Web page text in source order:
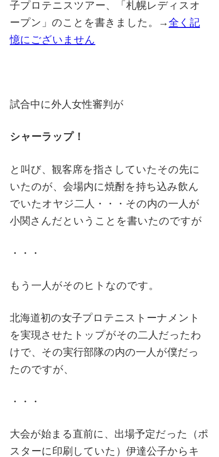
子プロテニスツアー、「札幌レディスオ
ープン」のことを書きました。→全く記
憶にございません
試合中に外人女性審判が
シャーラップ！
と叫び、観客席を指さしていたその先に
いたのが、会場内に焼酎を持ち込み飲ん
でいたオヤジ二人・・・その内の一人が
小関さんだということを書いたのですが
・・・
もう一人がそのヒトなのです。
北海道初の女子プロテニストーナメント
を実現させたトップがその二人だったわ
けで、その実行部隊の内の一人が僕だっ
たのですが、
・・・
大会が始まる直前に、出場予定だった（ポ
スターに印刷していた）伊達公子からキ